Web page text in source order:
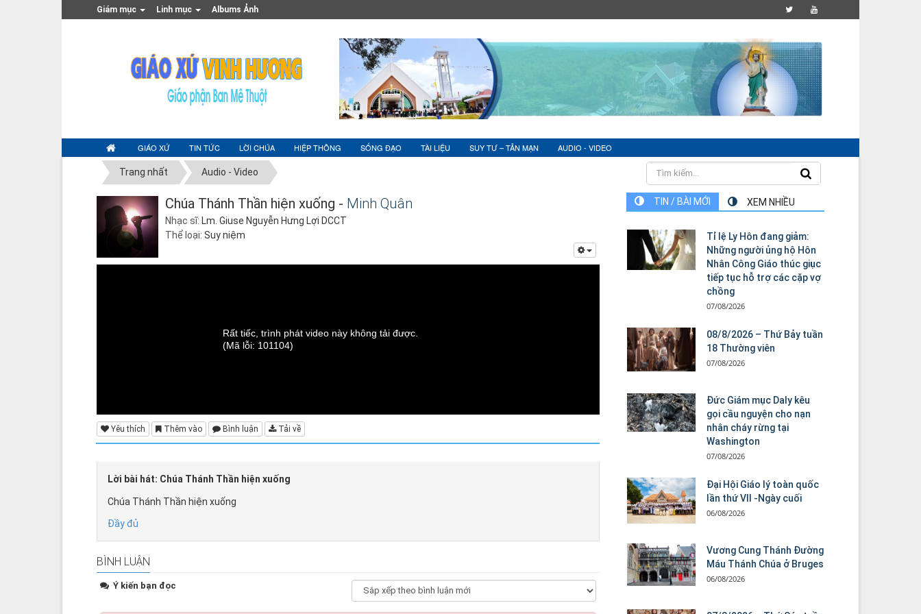
Giám mục Linh mục Albums Ảnh
GIÁO XỨ TIN TỨC LỜI CHÚA HIỆP THÔNG SỐNG ĐẠO TÀI LIỆU SUY TƯ – TẢN MẠN AUDIO - VIDEO
Trang nhất Audio - Video
Chúa Thánh Thần hiện xuống - Minh Quân
Nhạc sĩ: Lm. Giuse Nguyễn Hưng Lợi DCCT
Thể loại: Suy niệm
Rất tiếc, trình phát video này không tải được.
(Mã lỗi: 101104)
Yêu thích Thêm vào Bình luận Tải về
Lời bài hát: Chúa Thánh Thần hiện xuống
Chúa Thánh Thần hiện xuống
Đầy đủ
BÌNH LUẬN
Ý kiến bạn đọc
TIN / BÀI MỚI XEM NHIỀU
Tỉ lệ Ly Hôn đang giảm:
Những người ủng hộ Hôn
Nhân Công Giáo thúc giục
tiếp tục hỗ trợ các cặp vợ
chồng
07/08/2026
08/8/2026 – Thứ Bảy tuần
18 Thường viên
07/08/2026
Đức Giám mục Daly kêu
gọi cầu nguyện cho nạn
nhân cháy rừng tại
Washington
07/08/2026
Đại Hội Giáo lý toàn quốc
lần thứ VII -Ngày cuối
06/08/2026
Vương Cung Thánh Ðường
Máu Thánh Chúa ở Bruges
06/08/2026